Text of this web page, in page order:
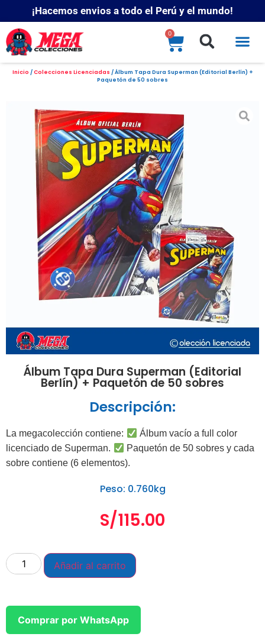
¡Hacemos envios a todo el Perú y el mundo!
0
Inicio /Colecciones Licenciadas / Álbum Tapa Dura Superman (Editorial Berlín) +
Paquetón de 50 sobres
Álbum Tapa Dura Superman (Editorial
Berlín) + Paquetón de 50 sobres
Descripción:
La megacolección contiene:
Álbum vacío a full color
licenciado de Superman.
Paquetón de 50 sobres y cada
sobre contiene (6 elementos).
Peso: 0.760kg
S/115.00
Añadir al carrito
Comprar por WhatsApp